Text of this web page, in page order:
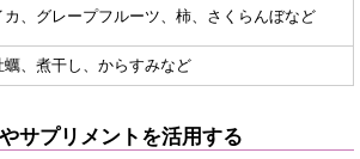
カ、グレープフルーツ、柿、さくらんぼなど
蠣、煮干し、からすみなど
サプリメントを活用する